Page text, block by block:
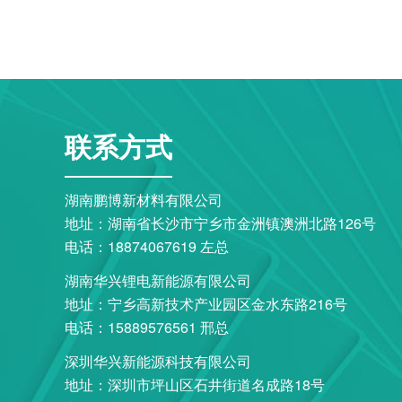
联系方式
湖南鹏博新材料有限公司
地址：湖南省长沙市宁乡市金洲镇澳洲北路126号
电话：18874067619 左总
湖南华兴锂电新能源有限公司
地址：宁乡高新技术产业园区金水东路216号
电话：15889576561 邢总
深圳华兴新能源科技有限公司
地址：深圳市坪山区石井街道名成路18号